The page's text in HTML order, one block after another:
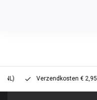
Verzendkosten € 2,95 (NL)